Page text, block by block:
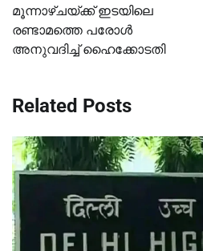
മൂന്നാഴ്ചയ്ക്ക്‌ ഇടയിലെ
രണ്ടാമത്തെ പരോൾ
അനുവദിച്ച് ഹൈക്കോടതി
Related Posts